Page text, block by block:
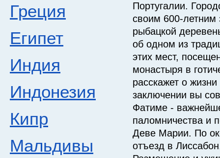
Греция
Египет
Индия
Индонезия
Кипр
Мальдивы
Португалии.
своим 600-летним
рыбацкой
об одном из
этих мест,
монастыря в
расскажет о
заключении вы
Фатиме -
паломничества и
Деве Марии. По
отъезд в